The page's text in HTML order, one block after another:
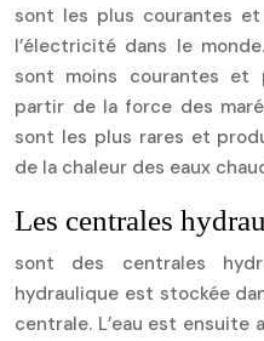
sont les plus courantes
l’électricité dans le
sont moins courantes et
partir de la force des
sont les plus rares et
de la chaleur des eaux
Les centrales
sont des centrales
hydraulique est stockée
centrale. L’eau est ensuite